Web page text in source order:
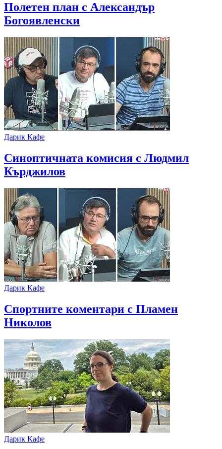
Полетен план с Александър
Богоявленски
Дарик Кафе
Синоптичната комисия с Людмил
Кърджилов
Дарик Кафе
Спортните коментари с Пламен
Николов
Дарик Кафе